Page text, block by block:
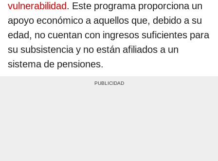
vulnerabilidad. Este programa proporciona un
apoyo económico a aquellos que, debido a su
edad, no cuentan con ingresos suficientes para
su subsistencia y no están afiliados a un
sistema de pensiones.